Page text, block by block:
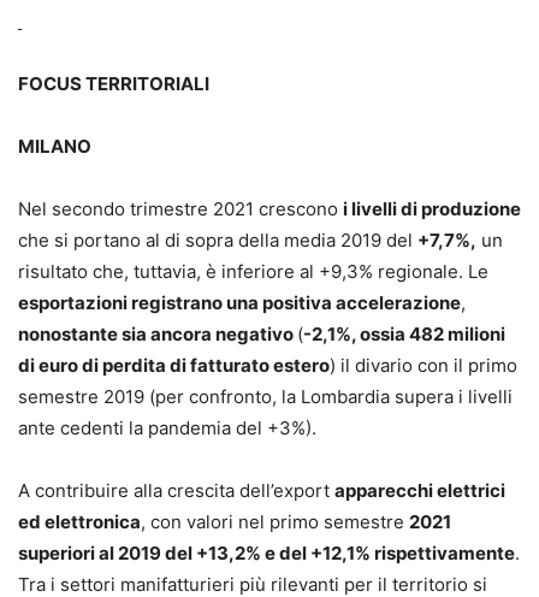
FOCUS TERRITORIALI
MILANO
Nel secondo trimestre 2021 crescono i livelli di produzione
che si portano al di sopra della media 2019 del +7,7%, un
risultato che, tuttavia, è inferiore al +9,3% regionale. Le
esportazioni registrano una positiva accelerazione,
nonostante sia ancora negativo (-2,1%, ossia 482 milioni
di euro di perdita di fatturato estero) il divario con il primo
semestre 2019 (per confronto, la Lombardia supera i livelli
ante cedenti la pandemia del +3%).
A contribuire alla crescita dell’export apparecchi elettrici
ed elettronica, con valori nel primo semestre 2021
superiori al 2019 del +13,2% e del +12,1% rispettivamente.
Tra i settori manifatturieri più rilevanti per il territorio si